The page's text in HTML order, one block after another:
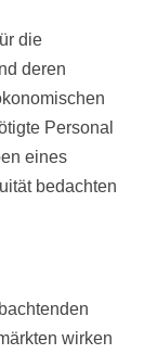
die
deren
Personal
eines
bedachten
wirken